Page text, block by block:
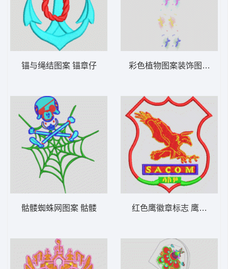
锚与绳结图案 锚章仔
骷髅蜘蛛网图案 骷髅
彩色植物图案装饰图 窗帘
红色鹰徽章标志 鹰章仔